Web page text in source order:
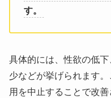
す。
具体的には、性欲の低
少などが挙げられます
用を中止することで改